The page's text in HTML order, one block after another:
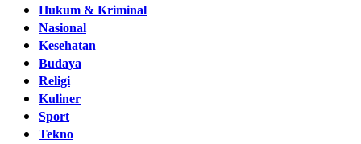
Hukum & Kriminal
Nasional
Kesehatan
Budaya
Religi
Kuliner
Sport
Tekno